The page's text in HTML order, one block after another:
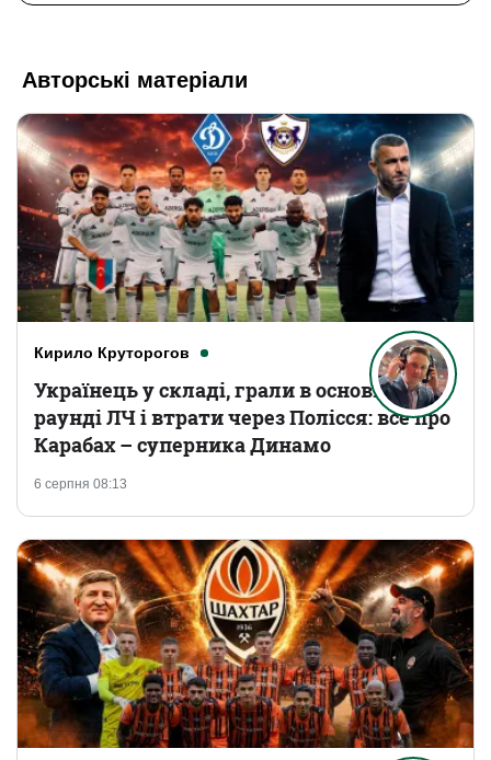
Авторські матеріали
Кирило Круторогов
6 серпня 08:13
Українець у складі, грали в основному
раунді ЛЧ і втрати через Полісся: все про
Карабах – суперника Динамо